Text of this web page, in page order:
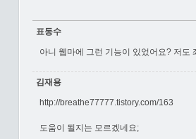
표동수
아니 웹마에 그런 기능이 있었어요? 저도
김재용
http://breathe77777.tistory.com/163
도움이 될지는 모르겠네요;